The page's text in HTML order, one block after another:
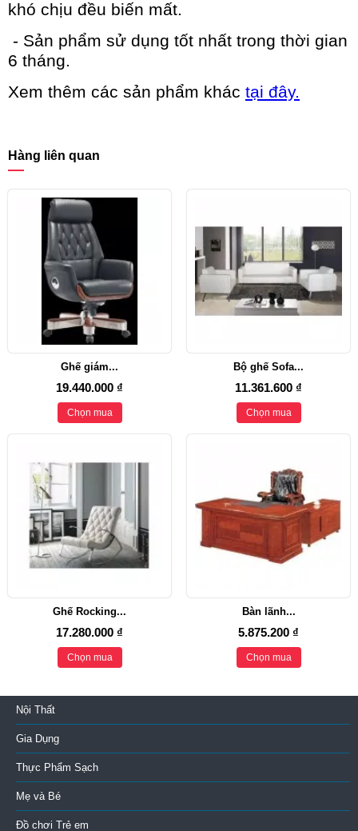
khó chịu đều biến mất.
- Sản phẩm sử dụng tốt nhất trong thời gian
6 tháng.
Xem thêm các sản phẩm khác tại đây.
Hàng liên quan
Ghế giám...
19.440.000 ₫
Chọn mua
Bộ ghế Sofa...
11.361.600 ₫
Chọn mua
Ghế Rocking...
17.280.000 ₫
Chọn mua
Bàn lãnh...
5.875.200 ₫
Chọn mua
Nội Thất
Gia Dụng
Thực Phẩm Sạch
Mẹ và Bé
Đồ chơi Trẻ em